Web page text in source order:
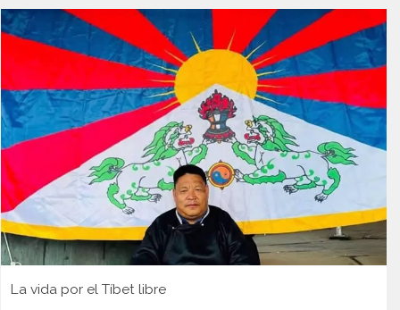
La vida por el Tíbet libre